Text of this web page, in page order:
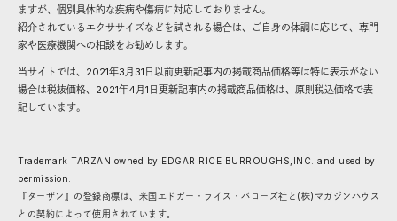
ますが、個別具体的な疾病や傷病に対応しておりません。
紹介されているエクササイズなどを試される場合は、ご自身の体調に応じて、専門
家や医療機関への相談をお勧めします。
当サイトでは、2021年3月31日以前更新記事内の掲載商品価格等は特に表示がない
場合は税抜価格、2021年4月1日更新記事内の掲載商品価格は、原則税込価格で表
記しています。
Trademark TARZAN owned by EDGAR RICE BURROUGHS,INC. and used by
permission.
『ターザン』の登録商標は、米国エドガー・ライス・バローズ社と(株)マガジンハウス
との契約によって使用されています。